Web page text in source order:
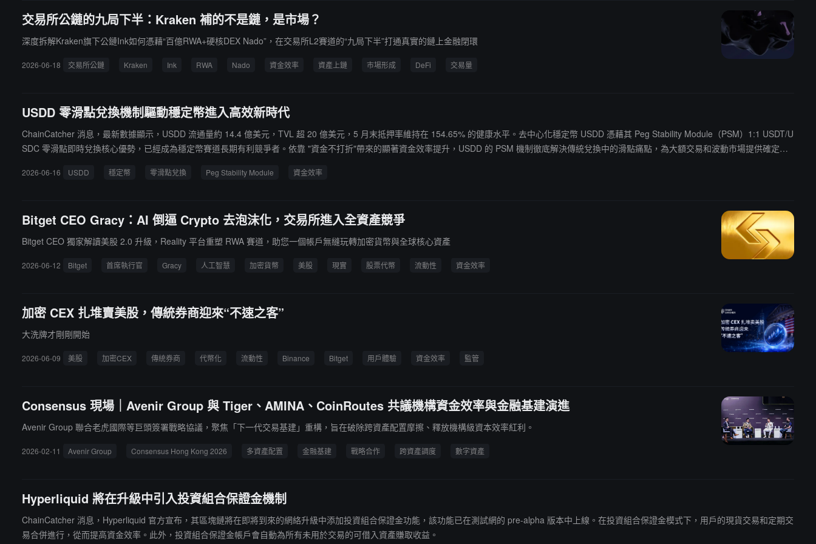
交易所公鏈的九局下半：Kraken 補的不是鏈，是市場？
深度拆解Kraken旗下公鏈Ink如何憑藉“百億RWA+硬核DEX Nado”，在交易所L2賽道的“九局下半”打通真實的鏈上金融閉環
2026-06-18 交易所公鏈 Kraken Ink RWA Nado 資金效率 資產上鏈 市場形成 DeFi 交易量
USDD 零滑點兌換機制驅動穩定幣進入高效新時代
ChainCatcher 消息，最新數據顯示，USDD 流通量約 14.4 億美元，TVL 超 20 億美元，5 月末抵押率維持在 154.65% 的健康水平。去中心化穩定幣 USDD 憑藉其 Peg Stability Module（PSM）1:1 USDT/U
SDC 零滑點即時兌換核心優勢，已經成為穩定幣賽道長期有利競爭者。依靠 "資金不打折"帶來的顯著資金效率提升，USDD 的 PSM 機制徹底解決傳統兌換中的滑點痛點，為大額交易和波動市場提供確定性
易者和長期持有者提供更高效、更穩健的資金管理解決方案，有效降低交易摩擦與市場風險。
2026-06-16 USDD 穩定幣 零滑點兌換 Peg Stability Module 資金效率
Bitget CEO Gracy：AI 倒逼 Crypto 去泡沫化，交易所進入全資產競爭
Bitget CEO 獨家解讀美股 2.0 升級，Reality 平台重塑 RWA 賽道，助您一個帳戶無縫玩轉加密貨幣與全球核心資產
2026-06-12 Bitget 首席執行官 Gracy 人工智慧 加密貨幣 美股 現實 股票代幣 流動性 資金效率
加密 CEX 扎堆賣美股，傳統券商迎來“不速之客”
大洗牌才剛剛開始
2026-06-09 美股 加密CEX 傳統券商 代幣化 流動性 Binance Bitget 用戶體驗 資金效率 監管
Consensus 現場｜Avenir Group 與 Tiger、AMINA、CoinRoutes 共議機構資金效率與金融基建演進
Avenir Group 聯合老虎國際等巨頭簽署戰略協議，聚焦「下一代交易基建」重構，旨在破除跨資產配置摩擦、釋放機構級資本效率紅利。
2026-02-11 Avenir Group Consensus Hong Kong 2026 多資產配置 金融基建 戰略合作 跨資產調度 數字資產
Hyperliquid 將在升級中引入投資組合保證金機制
ChainCatcher 消息，Hyperliquid 官方宣布，其區塊鏈將在即將到來的網絡升級中添加投資組合保證金功能，該功能已在測試網的 pre-alpha 版本中上線。在投資組合保證金模式下，用戶的現貨交易和定期交
易合併進行，從而提高資金效率。此外，投資組合保證金帳戶會自動為所有未用於交易的可借入資產賺取收益。